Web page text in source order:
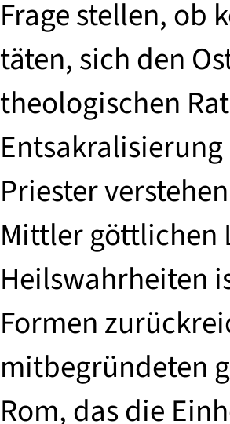
Frage stellen, ob
täten, sich den
theologischen
Priester
Mittler göttlichen
Heilswahrheiten
Formen
mitbegründeten
Rom, das die